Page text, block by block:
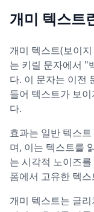
개미 텍스트
개미 텍스트(보이
는 키릴 문자에서 "
다. 이 문자는 이전
들어 텍스트가 보
다.
효과는 일반 텍스
며, 이는 텍스트를
는 시각적 노이즈
폼에서 고유한 텍
개미 텍스트는 글